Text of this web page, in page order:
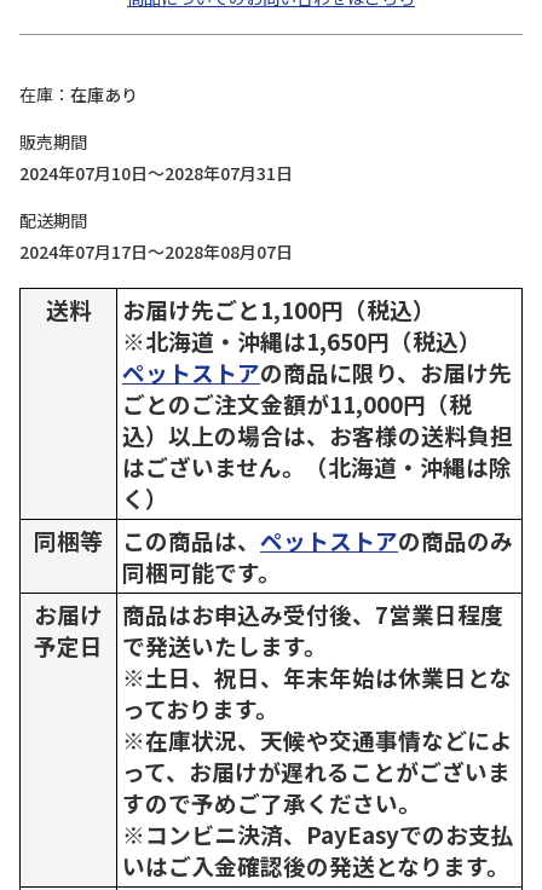
在庫
在庫あり
販売期間
2024年07月10日～2028年07月31日
配送期間
2024年07月17日～2028年08月07日
送料
お届け先ごと1,100円（税込）
※北海道・沖縄は1,650円（税込）
ペットストアの商品に限り、お届け先
ごとのご注文金額が11,000円（税
込）以上の場合は、お客様の送料負担
はございません。（北海道・沖縄は除
く）
同梱等
この商品は、 ペットストアの商品のみ
同梱可能です。
お届け
予定日
商品はお申込み受付後、7営業日程度
で発送いたします。
※土日、祝日、年末年始は休業日とな
っております。
※在庫状況、天候や交通事情などによ
って、お届けが遅れることがございま
すので予めご了承ください。
※コンビニ決済、PayEasyでのお支払
いはご入金確認後の発送となります。